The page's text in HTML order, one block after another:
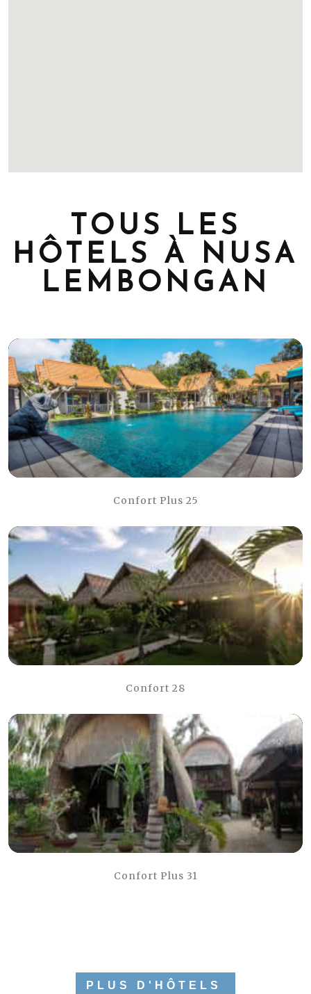
TOUS LES
HÔTELS À NUSA
LEMBONGAN
Confort Plus 25
Confort 28
Confort Plus 31
PLUS D'HÔTELS